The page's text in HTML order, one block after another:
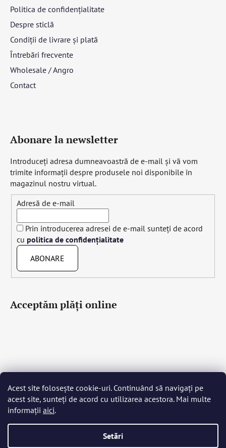
Acest site folosește cookie-uri. Continuând să navigați pe
acest site, sunteți de acord cu utilizarea acestora. Mai multe
informații aici.
Setări
Politica de confidențialitate
Despre sticlă
Condiții de livrare și plată
Întrebări frecvente
Wholesale / Angro
Contact
Abonare la newsletter
Introduceţi adresa dumneavoastră de e-mail şi vă vom
trimite informaţii despre produsele noi disponibile în
magazinul nostru virtual.
Adresă de e-mail
Prin introducerea adresei de e-mail sunteți de acord
cu politica de confidențialitate
ABONARE
Acceptăm plăţi online
Čeština Slovenčina English Deutsch Magyar
Język polski
Română Italiano Español Français
Português
Nederlands Українська Ελληνικά Svenska Dansk